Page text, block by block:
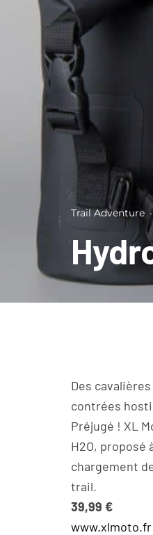
Trail Adventure ·
Des
contrées
Préjugé ! XL
H2O, proposé
chargement
trail.
39,99 €
www.xlmoto.fr